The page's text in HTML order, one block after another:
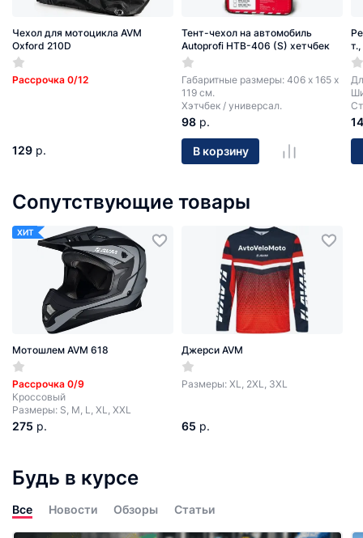
Чехол для мотоцикла AVM
Oxford 210D
Рассрочка 0/12
129 р.
Тент-чехол на автомобиль
Autoprofi HTB-406 (S) хетчбек
Габаритные размеры: 406 х 165 х
119 см.
Хэтчбек / универсал.
98 р.
В корзину
14
Сопутствующие товары
ХИТ
Мотошлем AVM 618
Рассрочка 0/9
Кроссовый
Размеры: S, M, L, XL, XXL
275 р.
Джерси AVM
Размеры: XL, 2XL, 3XL
65 р.
Будь в курсе
Все Новости Обзоры Статьи